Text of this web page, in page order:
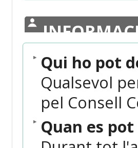
Qui ho pot
Qualsevol
pel Consell
Quan es